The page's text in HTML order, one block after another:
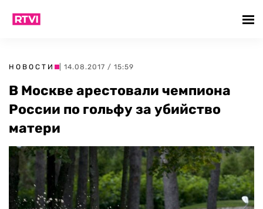
НОВОСТИ | 14.08.2017 / 15:59
В Москве арестовали чемпиона
России по гольфу за убийство
матери